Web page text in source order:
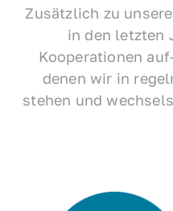
Zusätzlich zu
in den letzten
Kooperationen
denen wir in
stehen und